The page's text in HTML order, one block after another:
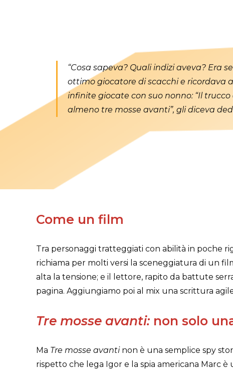
“Cosa sapeva? Quali indizi aveva? Era
ottimo giocatore di scacchi e ricordava
infinite giocate con suo nonno: “Il
almeno tre mosse avanti”, gli diceva
Come un film
Tra personaggi tratteggiati con abilità in poche
richiama per molti versi la sceneggiatura di un
alta la tensione; e il lettore, rapito da battute
pagina. Aggiungiamo poi al mix una scrittura
Tre mosse avanti: non solo
Ma Tre mosse avanti non è una semplice spy
rispetto che lega Igor e la spia americana Marc